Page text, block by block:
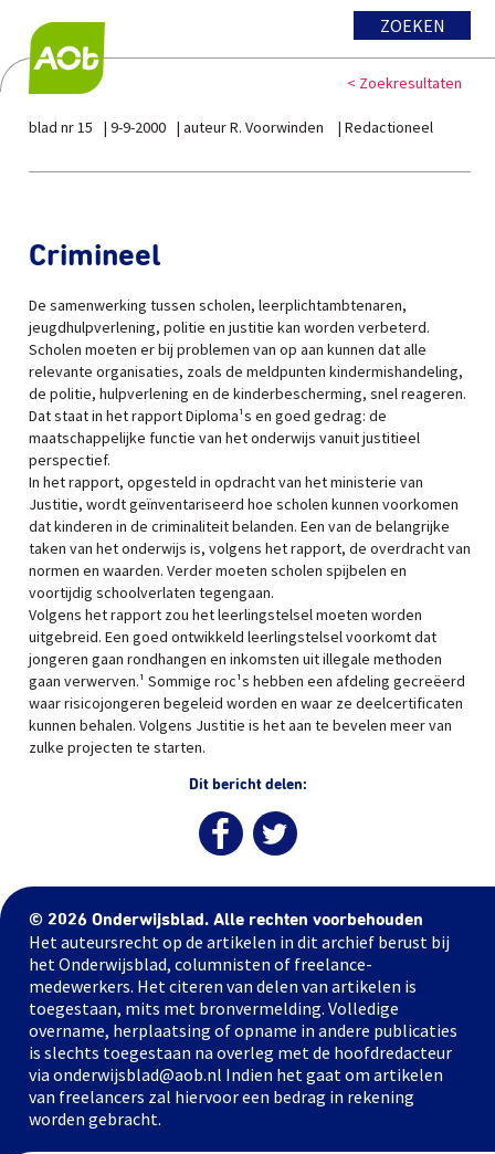
ZOEKEN
< Zoekresultaten
blad nr 15 9-9-2000 auteur R. Voorwinden Redactioneel
Crimineel
De samenwerking tussen scholen, leerplichtambtenaren,
jeugdhulpverlening, politie en justitie kan worden verbeterd.
Scholen moeten er bij problemen van op aan kunnen dat alle
relevante organisaties, zoals de meldpunten kindermishandeling,
de politie, hulpverlening en de kinderbescherming, snel reageren.
Dat staat in het rapport Diploma¹s en goed gedrag: de
maatschappelijke functie van het onderwijs vanuit justitieel
perspectief.
In het rapport, opgesteld in opdracht van het ministerie van
Justitie, wordt geïnventariseerd hoe scholen kunnen voorkomen
dat kinderen in de criminaliteit belanden. Een van de belangrijke
taken van het onderwijs is, volgens het rapport, de overdracht van
normen en waarden. Verder moeten scholen spijbelen en
voortijdig schoolverlaten tegengaan.
Volgens het rapport zou het leerlingstelsel moeten worden
uitgebreid. Een goed ontwikkeld leerlingstelsel voorkomt dat
jongeren gaan rondhangen en inkomsten uit illegale methoden
gaan verwerven.¹ Sommige roc¹s hebben een afdeling gecreëerd
waar risicojongeren begeleid worden en waar ze deelcertificaten
kunnen behalen. Volgens Justitie is het aan te bevelen meer van
zulke projecten te starten.
Dit bericht delen:
© 2026 Onderwijsblad. Alle rechten voorbehouden
Het auteursrecht op de artikelen in dit archief berust bij
het Onderwijsblad, columnisten of freelance-
medewerkers. Het citeren van delen van artikelen is
toegestaan, mits met bronvermelding. Volledige
overname, herplaatsing of opname in andere publicaties
is slechts toegestaan na overleg met de hoofdredacteur
via onderwijsblad@aob.nl Indien het gaat om artikelen
van freelancers zal hiervoor een bedrag in rekening
worden gebracht.